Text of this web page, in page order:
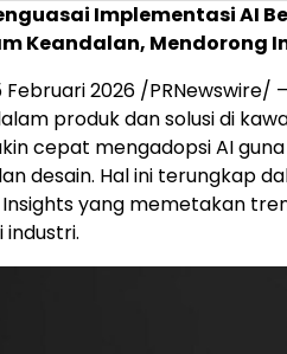
Implementasi AI
Keandalan, Mendorong
Februari 2026 /
produk dan solusi di
cepat mengadopsi AI
desain. Hal ini terungkap
yang memetakan
industri.